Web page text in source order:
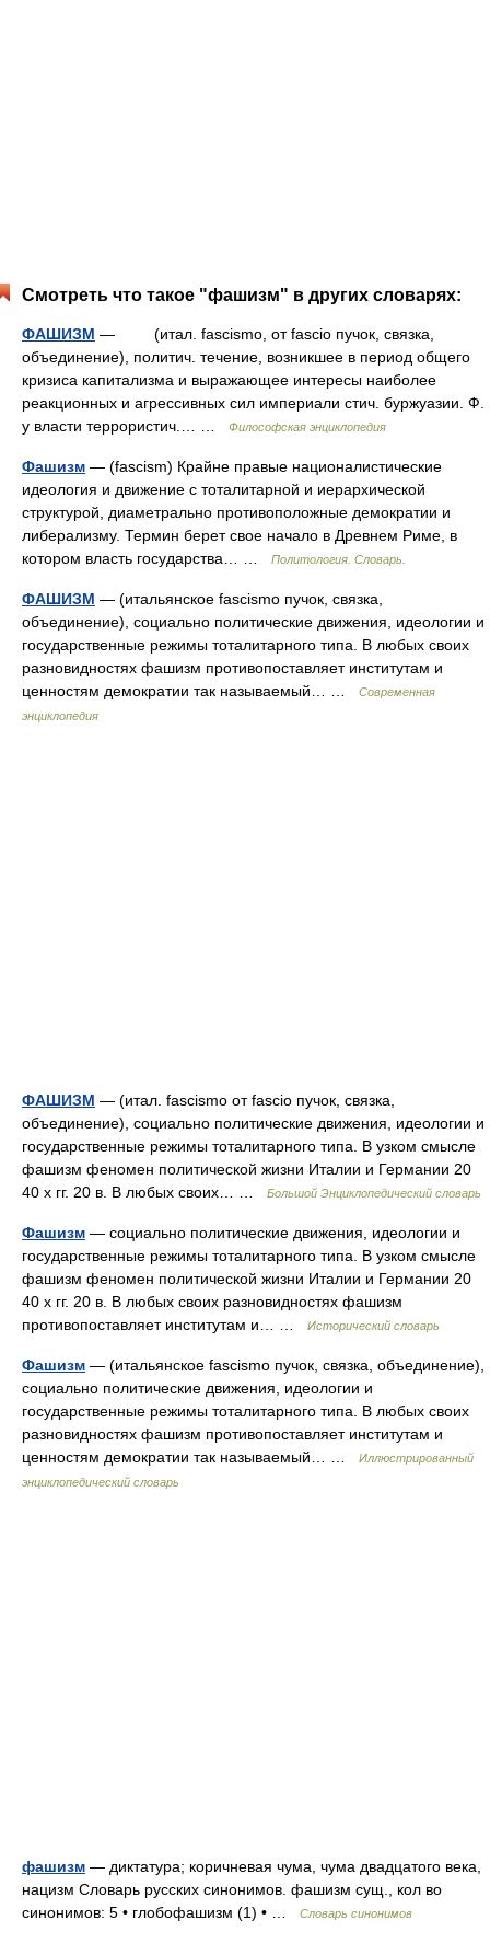
Смотреть что такое "фашизм" в других словарях:
ФАШИЗМ — (итал. fascismo, от fascio пучок, связка,
объединение), политич. течение, возникшее в период общего
кризиса капитализма и выражающее интересы наиболее
реакционных и агрессивных сил империали стич. буржуазии. Ф.
у власти террористич.… …
Философская энциклопедия
Фашизм — (fascism) Крайне правые националистические
идеология и движение с тоталитарной и иерархической
структурой, диаметрально противоположные демократии и
либерализму. Термин берет свое начало в Древнем Риме, в
котором власть государства… …
Политология. Словарь.
ФАШИЗМ — (итальянское fascismo пучок, связка,
объединение), социально политические движения, идеологии и
государственные режимы тоталитарного типа. В любых своих
разновидностях фашизм противопоставляет институтам и
ценностям демократии так называемый… …
Современная
энциклопедия
ФАШИЗМ — (итал. fascismo от fascio пучок, связка,
объединение), социально политические движения, идеологии и
государственные режимы тоталитарного типа. В узком смысле
фашизм феномен политической жизни Италии и Германии 20
40 х гг. 20 в. В любых своих… …
Большой Энциклопедический словарь
Фашизм — социально политические движения, идеологии и
государственные режимы тоталитарного типа. В узком смысле
фашизм феномен политической жизни Италии и Германии 20
40 х гг. 20 в. В любых своих разновидностях фашизм
противопоставляет институтам и… …
Исторический словарь
Фашизм — (итальянское fascismo пучок, связка, объединение),
социально политические движения, идеологии и
государственные режимы тоталитарного типа. В любых своих
разновидностях фашизм противопоставляет институтам и
ценностям демократии так называемый… …
Иллюстрированный
энциклопедический словарь
фашизм — диктатура; коричневая чума, чума двадцатого века,
нацизм Словарь русских синонимов. фашизм сущ., кол во
синонимов: 5 • глобофашизм (1) • …
Словарь синонимов